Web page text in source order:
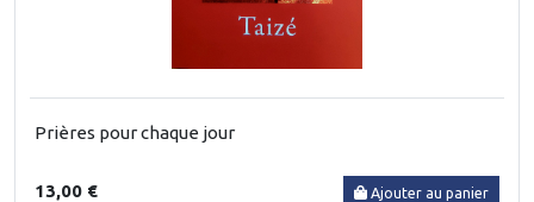
Prières pour chaque jour
13,00 € Ajouter au panier